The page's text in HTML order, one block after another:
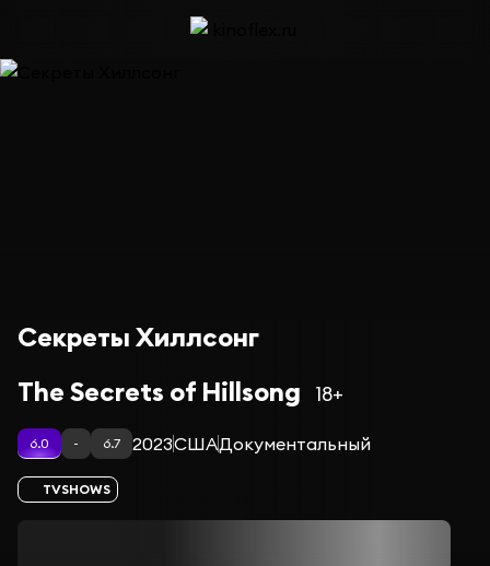
Секреты Хиллсонг
The Secrets of Hillsong
18+
6.0 - 6.7 2023СШАДокументальный
TVSHOWS